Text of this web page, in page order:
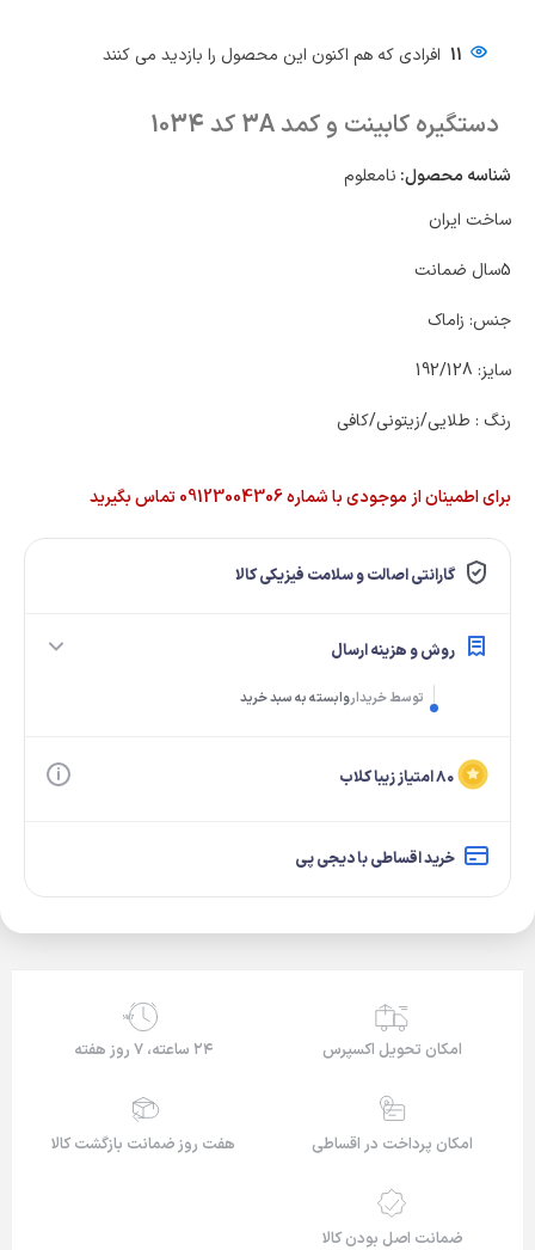
11 افرادی که هم اکنون این محصول را بازدید می کنند
دستگیره کابینت و کمد 3A کد 1034
شناسه محصول: نامعلوم
ساخت ایران
5سال ضمانت
جنس: زاماک
سایز: 192/128
رنگ : طلایی/زیتونی/کافی
برای اطمینان از موجودی با شماره 09123004306 تماس بگیرید
گارانتی اصالت و سلامت فیزیکی کالا
روش و هزینه ارسال
توسط خریداروابسته به سبد خرید
۸۰ امتیاز زیبا کلاب
خرید اقساطی با دیجی پی
امکان تحویل اکسپرس
24/7
۲۴ ساعته، ۷ روز هفته
امکان پرداخت در اقساطی هفت روز ضمانت بازگشت کالا
ضمانت اصل بودن کالا